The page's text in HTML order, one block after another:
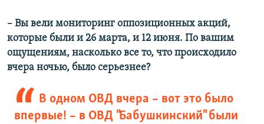
– Вы вели мониторинг оппозиционных акций,
которые были и 26 марта, и 12 июня. По вашим
ощущениям, насколько все то, что происходило
вчера ночью, было серьезнее?
В одном ОВД вчера – вот это было
впервые! – в ОВД "Бабушкинский" были